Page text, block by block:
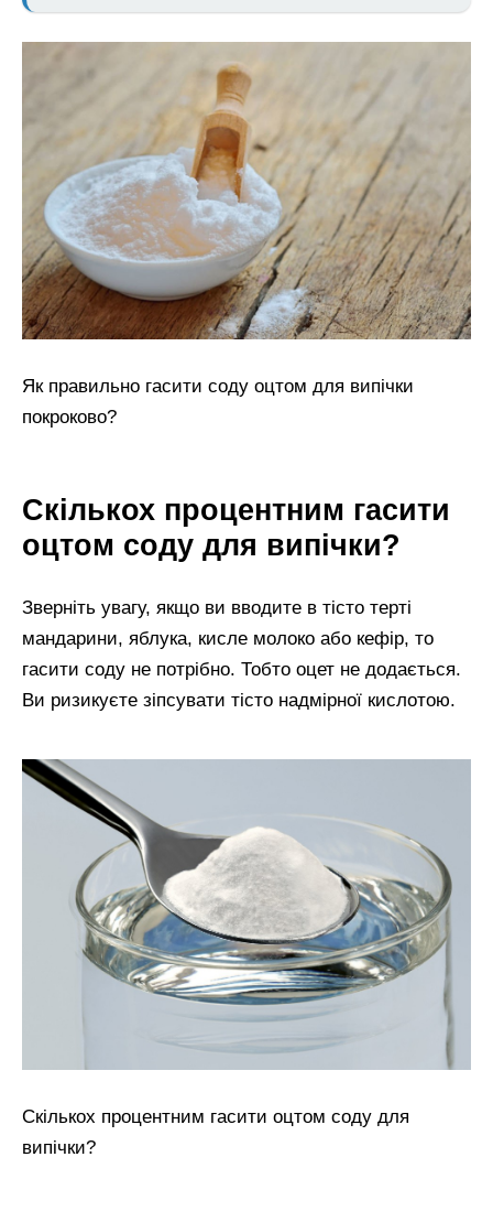
Як правильно гасити соду оцтом для випічки
покроково?
Скількох процентним гасити
оцтом соду для випічки?
Зверніть увагу, якщо ви вводите в тісто терті
мандарини, яблука, кисле молоко або кефір, то
гасити соду не потрібно. Тобто оцет не додається.
Ви ризикуєте зіпсувати тісто надмірної кислотою.
Скількох процентним гасити оцтом соду для
випічки?